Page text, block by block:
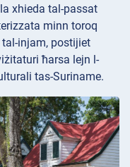
xhieda tal-passat
minn toroq
injam, postijiet
ħarsa lejn l-
tas-Suriname.